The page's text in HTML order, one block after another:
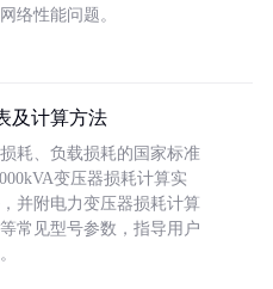
络性能问题。
及计算方法
耗、负载损耗的国家标准
变压器损耗计算实
并附电力变压器损耗计算
常见型号参数，指导用户